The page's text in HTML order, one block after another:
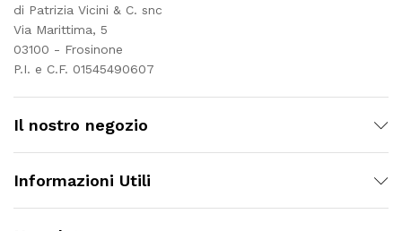
di Patrizia Vicini & C. snc
Via Marittima, 5
03100 - Frosinone
P.I. e C.F. 01545490607
Il nostro negozio
Informazioni Utili